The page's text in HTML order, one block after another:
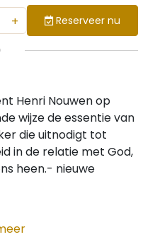
+ Reserveer nu
Henri Nouwen op
wijze de essentie van
die uitnodigt tot
in de relatie met God,
heen.- nieuwe